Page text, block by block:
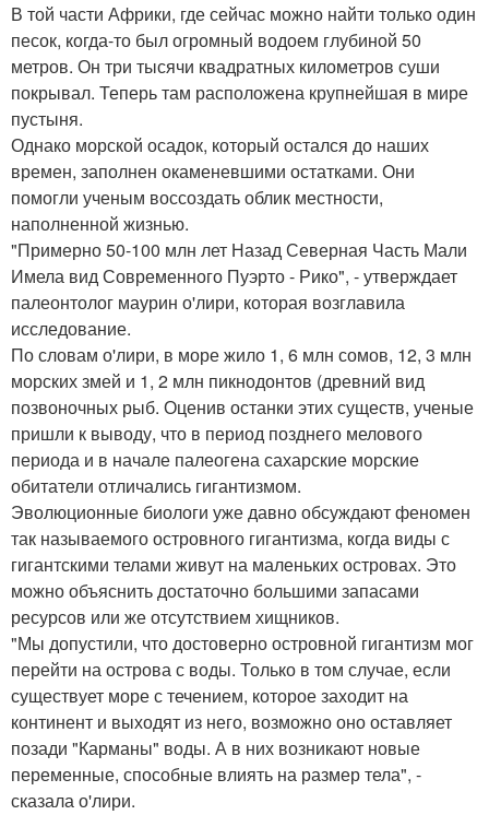
В той части Африки, где сейчас можно найти только один
песок, когда-то был огромный водоем глубиной 50
метров. Он три тысячи квадратных километров суши
покрывал. Теперь там расположена крупнейшая в мире
пустыня.
Однако морской осадок, который остался до наших
времен, заполнен окаменевшими остатками. Они
помогли ученым воссоздать облик местности,
наполненной жизнью.
"Примерно 50-100 млн лет Назад Северная Часть Мали
Имела вид Современного Пуэрто - Рико", - утверждает
палеонтолог маурин о'лири, которая возглавила
исследование.
По словам о'лири, в море жило 1, 6 млн сомов, 12, 3 млн
морских змей и 1, 2 млн пикнодонтов (древний вид
позвоночных рыб. Оценив останки этих существ, ученые
пришли к выводу, что в период позднего мелового
периода и в начале палеогена сахарские морские
обитатели отличались гигантизмом.
Эволюционные биологи уже давно обсуждают феномен
так называемого островного гигантизма, когда виды с
гигантскими телами живут на маленьких островах. Это
можно объяснить достаточно большими запасами
ресурсов или же отсутствием хищников.
"Мы допустили, что достоверно островной гигантизм мог
перейти на острова с воды. Только в том случае, если
существует море с течением, которое заходит на
континент и выходят из него, возможно оно оставляет
позади "Карманы" воды. А в них возникают новые
переменные, способные влиять на размер тела", -
сказала о'лири.